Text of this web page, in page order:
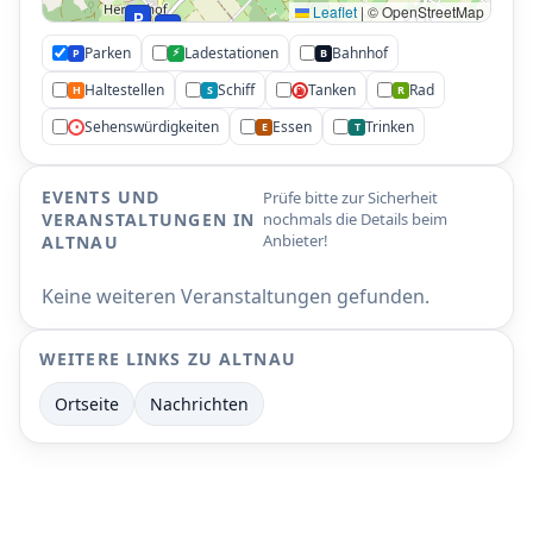
P
P Leaflet | © OpenStreetMap
P Parken ⚡ Ladestationen B Bahnhof
H Haltestellen S Schiff ⛽ Tanken R Rad
• Sehenswürdigkeiten E Essen T Trinken
EVENTS UND
VERANSTALTUNGEN IN
ALTNAU
Prüfe bitte zur Sicherheit
nochmals die Details beim
Anbieter!
Keine weiteren Veranstaltungen gefunden.
WEITERE LINKS ZU ALTNAU
Ortseite
Nachrichten